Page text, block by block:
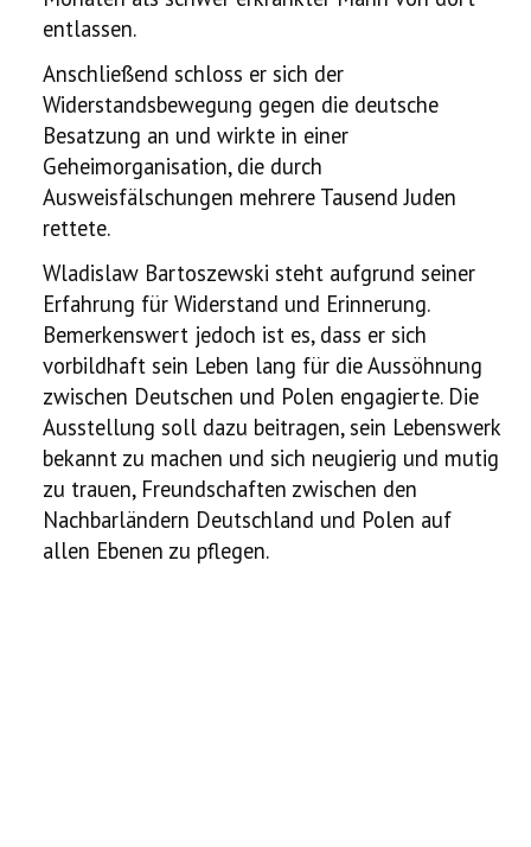
entlassen.
Anschließend schloss er sich der
Widerstandsbewegung gegen die deutsche
Besatzung an und wirkte in einer
Geheimorganisation, die durch
Ausweisfälschungen mehrere Tausend Juden
rettete.
Wladislaw Bartoszewski steht aufgrund seiner
Erfahrung für Widerstand und Erinnerung.
Bemerkenswert jedoch ist es, dass er sich
vorbildhaft sein Leben lang für die Aussöhnung
zwischen Deutschen und Polen engagierte. Die
Ausstellung soll dazu beitragen, sein Lebenswerk
bekannt zu machen und sich neugierig und mutig
zu trauen, Freundschaften zwischen den
Nachbarländern Deutschland und Polen auf
allen Ebenen zu pflegen.